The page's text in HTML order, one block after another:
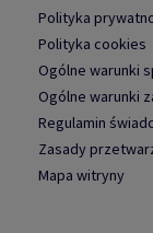
Polityka
Polityka cookies
Ogólne warunki
Ogólne warunki
Regulamin
Zasady
Mapa witryny